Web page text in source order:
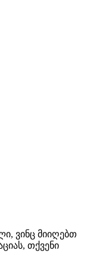
ვინც მიიღებთ
თქვენი